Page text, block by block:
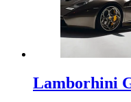
Lamborhini